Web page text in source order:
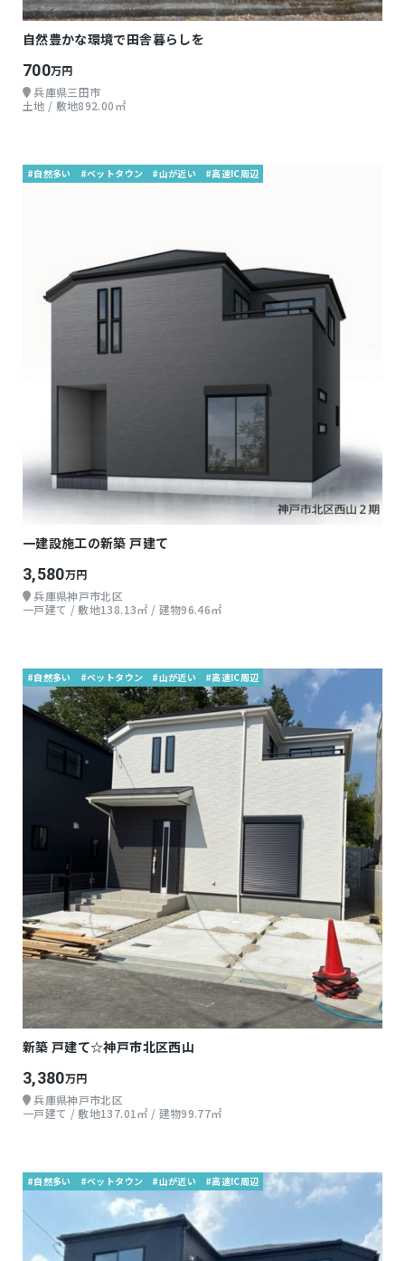
自然豊かな環境で田舎暮らしを
700万円
兵庫県三田市
土地 / 敷地892.00㎡
#自然多い #ベットタウン #山が近い #高速IC周辺
一建設施工の新築 戸建て
3,580万円
兵庫県神戸市北区
一戸建て / 敷地138.13㎡ / 建物96.46㎡
#自然多い #ベットタウン #山が近い #高速IC周辺
新築 戸建て☆神戸市北区西山
3,380万円
兵庫県神戸市北区
一戸建て / 敷地137.01㎡ / 建物99.77㎡
#自然多い #ベットタウン #山が近い #高速IC周辺